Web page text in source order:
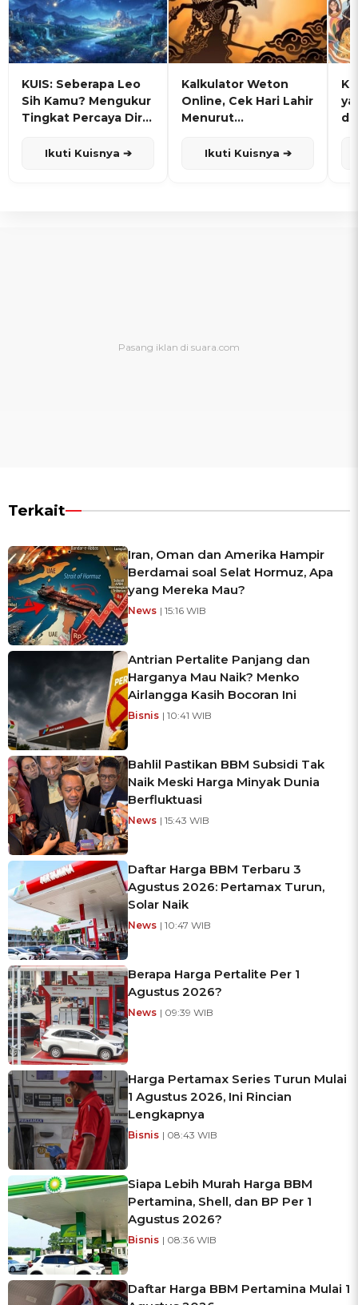
KUIS: Seberapa Leo
Sih Kamu? Mengukur
Tingkat Percaya Diri
Ikuti Kuisnya ➔
Kalkulator Weton
Online, Cek Hari Lahir
Menurut
Ikuti Kuisnya ➔
Terkait
Iran, Oman dan Amerika Hampir
Berdamai soal Selat Hormuz, Apa
yang Mereka Mau?
News | 15:16 WIB
Antrian Pertalite Panjang dan
Harganya Mau Naik? Menko
Airlangga Kasih Bocoran Ini
Bisnis | 10:41 WIB
Bahlil Pastikan BBM Subsidi Tak
Naik Meski Harga Minyak Dunia
Berfluktuasi
News | 15:43 WIB
Daftar Harga BBM Terbaru 3
Agustus 2026: Pertamax Turun,
Solar Naik
News | 10:47 WIB
Berapa Harga Pertalite Per 1
Agustus 2026?
News | 09:39 WIB
Harga Pertamax Series Turun Mulai
1 Agustus 2026, Ini Rincian
Lengkapnya
Bisnis | 08:43 WIB
Siapa Lebih Murah Harga BBM
Pertamina, Shell, dan BP Per 1
Agustus 2026?
Bisnis | 08:36 WIB
Daftar Harga BBM Pertamina Mulai 1